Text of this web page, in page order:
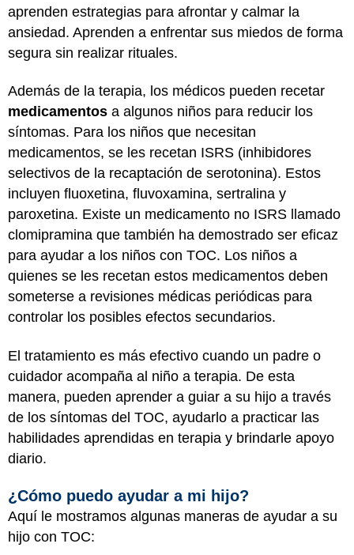
aprenden estrategias para afrontar y calmar la
ansiedad. Aprenden a enfrentar sus miedos de forma
segura sin realizar rituales.
Además de la terapia, los médicos pueden recetar
medicamentos a algunos niños para reducir los
síntomas. Para los niños que necesitan
medicamentos, se les recetan ISRS (inhibidores
selectivos de la recaptación de serotonina). Estos
incluyen fluoxetina, fluvoxamina, sertralina y
paroxetina. Existe un medicamento no ISRS llamado
clomipramina que también ha demostrado ser eficaz
para ayudar a los niños con TOC. Los niños a
quienes se les recetan estos medicamentos deben
someterse a revisiones médicas periódicas para
controlar los posibles efectos secundarios.
El tratamiento es más efectivo cuando un padre o
cuidador acompaña al niño a terapia. De esta
manera, pueden aprender a guiar a su hijo a través
de los síntomas del TOC, ayudarlo a practicar las
habilidades aprendidas en terapia y brindarle apoyo
diario.
¿Cómo puedo ayudar a mi hijo?
Aquí le mostramos algunas maneras de ayudar a su
hijo con TOC: